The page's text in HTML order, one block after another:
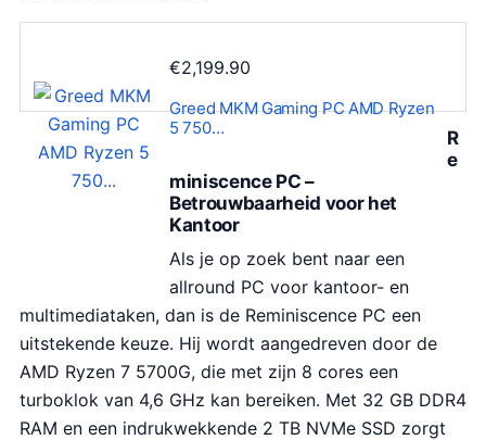
€2,199.90
Greed MKM Gaming PC AMD Ryzen
5 750…
R
e
miniscence PC –
Betrouwbaarheid voor het
Kantoor
Als je op zoek bent naar een
allround PC voor kantoor- en
multimediataken, dan is de Reminiscence PC een
uitstekende keuze. Hij wordt aangedreven door de
AMD Ryzen 7 5700G, die met zijn 8 cores een
turboklok van 4,6 GHz kan bereiken. Met 32 GB DDR4
RAM en een indrukwekkende 2 TB NVMe SSD zorgt